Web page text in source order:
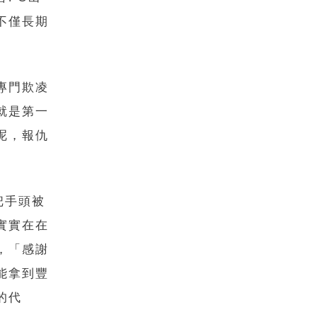
僅長期
門欺凌
是第一
，報仇
頭被
實在在
「感謝
拿到豐
代